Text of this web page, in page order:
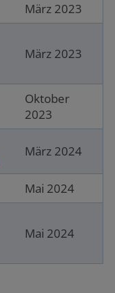
März 2023
März 2023
Oktober
2023
März 2024
Mai 2024
Mai 2024